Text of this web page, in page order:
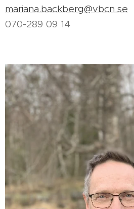
mariana.backberg@vbcn.se
070-289 09 14